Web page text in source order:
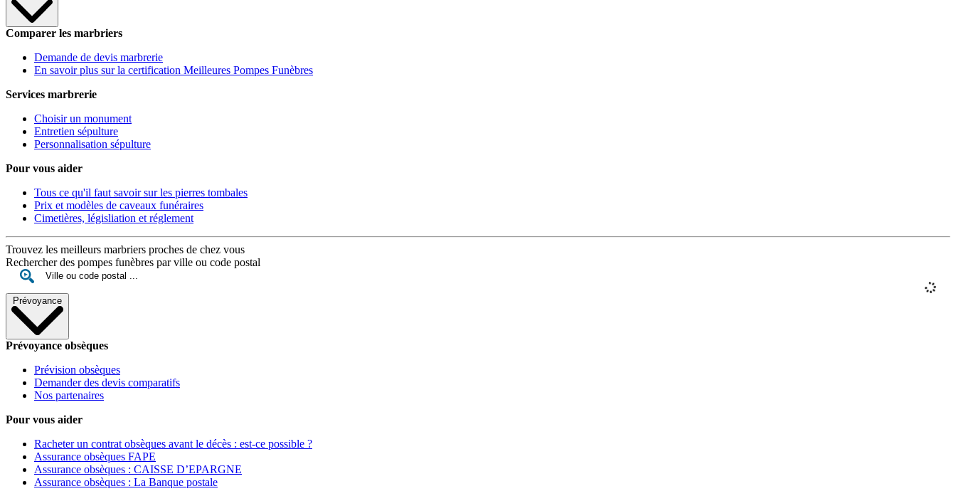
Comparer les marbriers
Demande de devis marbrerie
En savoir plus sur la certification Meilleures Pompes Funèbres
Services marbrerie
Choisir un monument
Entretien sépulture
Personnalisation sépulture
Pour vous aider
Tous ce qu'il faut savoir sur les pierres tombales
Prix et modèles de caveaux funéraires
Cimetières, législiation et réglement
Trouvez les meilleurs marbriers proches de chez vous
Rechercher des pompes funèbres par ville ou code postal
Prévoyance
Prévoyance obsèques
Prévision obsèques
Demander des devis comparatifs
Nos partenaires
Pour vous aider
Racheter un contrat obsèques avant le décès : est-ce possible ?
Assurance obsèques FAPE
Assurance obsèques : CAISSE D’EPARGNE
Assurance obsèques : La Banque postale